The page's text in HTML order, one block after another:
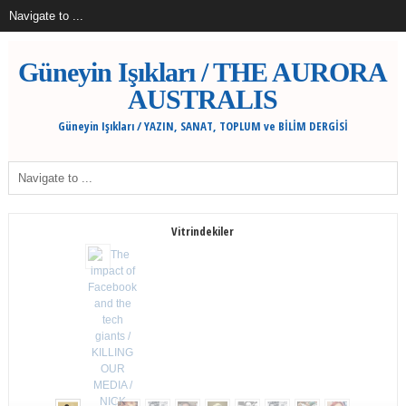
Güneyin Işıkları / THE AURORA
AUSTRALIS
Güneyin Işıkları / YAZIN, SANAT, TOPLUM ve BİLİM DERGİSİ
Vitrindekiler